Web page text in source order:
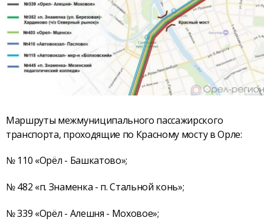
Маршруты межмуниципального пассажирского
транспорта, проходящие по Красному мосту в Орле:
№ 110 «Орёл - Башкатово»;
№ 482 «п. Знаменка - п. Стальной конь»;
№ 339 «Орёл - Алешня - Моховое»;